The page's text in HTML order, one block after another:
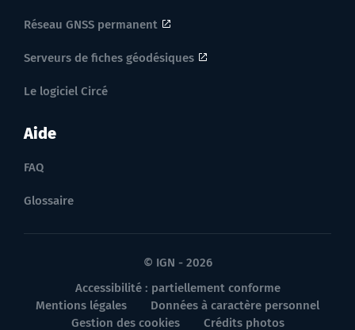
Réseau GNSS permanent
Serveurs de fiches géodésiques
Le logiciel Circé
Aide
FAQ
Glossaire
© IGN - 2026
Accessibilité : partiellement conforme
Mentions légales
Données à caractère personnel
Gestion des cookies
Crédits photos